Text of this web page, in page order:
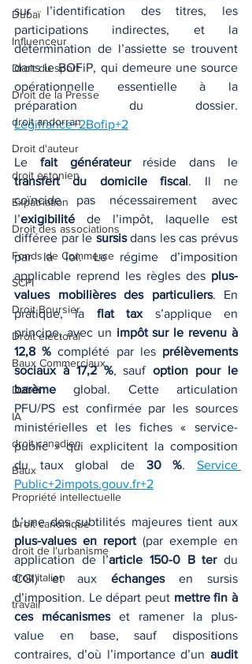
Dubaï
Influenceur
Droit du sport
Droit de la Presse
droit andorran
Droit d'auteur
droit estonien
Expatriation
Droit des associations
Fonds de Commerce
SCPI
Droit Boursier
Droit électoral
Baux Commerciaux
Dubaï
IA
droit canadien
Baux
Propriété intellectuelle
Droit canonique
droit de l'urbanisme
droit italien
travail
sur l’identification des titres, les
participations indirectes, et la
détermination de l’assiette se trouvent
dans le BOFiP, qui demeure une source
opérationnelle essentielle à la
Légifrance+2Bofip+2
Le fait générateur
transfert du domicile fiscal. Il ne
coïncide pas nécessairement avec
l’exigibilité de l’impôt, laquelle est
différee par le sursis dans les cas prévus
par la loi. Le régime d’imposition
applicable reprend les règles des plus-
values mobilières des particuliers. En
pratique, la flat tax s’applique en
principe, avec un impôt sur le revenu à
12,8 % complété par les prélèvements
sociaux à 17,2 %, sauf option pour le
barème global. Cette articulation
PFU/PS est confirmée par les sources
ministérielles et les fiches « service-
public » qui explicitent la composition
du taux global de 30 %. Service
Public+2impots.gouv.fr+2
plus-values en report (par exemple en
application de l’article 150-0 B ter du
CGI) et aux échanges en sursis
d’imposition. Le départ peut mettre fin à
ces mécanismes et ramener la plus-
value en base, sauf dispositions
contraires, d’où l’importance d’un audit